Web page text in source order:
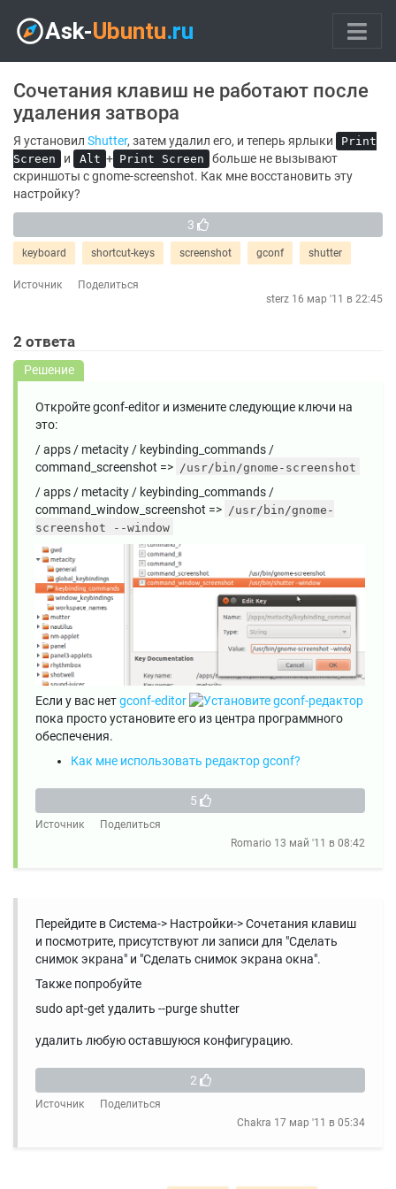
Сочетания клавиш не работают после
удаления затвора
Я установил Shutter, затем удалил его, и теперь ярлыки
Print
Screen
и Alt + Print Screen
больше не вызывают
скриншоты с gnome-screenshot. Как мне восстановить эту
настройку?
3
keyboard shortcut-keys screenshot gconf shutter
Источник
Поделиться
sterz 16 мар '11 в 22:45
2 ответа
Решение
Откройте gconf-editor и измените следующие ключи на
это:
/ apps / metacity / keybinding_commands /
command_screenshot => /usr/bin/gnome-screenshot
/ apps / metacity / keybinding_commands /
command_window_screenshot => /usr/bin/gnome-
screenshot --window
Если у вас нетgconf-editor
пока просто установите его из центра программного
обеспечения.
Как мне использовать редактор gconf?
5
Источник
Поделиться
Romario 13 май '11 в 08:42
Перейдите в Система-> Настройки-> Сочетания клавиш
и посмотрите, присутствуют ли записи для "Сделать
снимок экрана" и "Сделать снимок экрана окна".
Также попробуйте
sudo apt-get удалить --purge shutter
удалить любую оставшуюся конфигурацию.
2
Источник
Поделиться
Chakra 17 мар '11 в 05:34